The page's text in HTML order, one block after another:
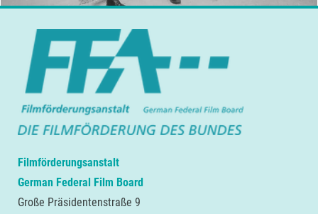
Filmförderungsanstalt
German Federal Film Board
Große Präsidentenstraße 9